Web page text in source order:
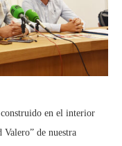
en el interior
de nuestra